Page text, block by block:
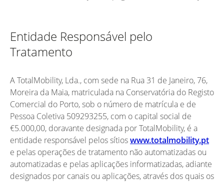
Entidade Responsável pelo
Tratamento
A TotalMobility, Lda., com sede na Rua 31 de Janeiro, 76,
Moreira da Maia, matriculada na Conservatória do Registo
Comercial do Porto, sob o número de matrícula e de
Pessoa Coletiva 509293255, com o capital social de
€5.000,00, doravante designada por TotalMobility, é a
entidade responsável pelos sítioswww.totalmobility.pt
e pelas operações de tratamento não automatizadas ou
automatizadas e pelas aplicações informatizadas, adiante
designados por canais ou aplicações, através dos quais os